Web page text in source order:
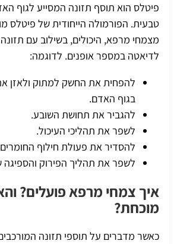
פיטלס הוא תוסף תזונה המסייע לגוף
טבעית. הפורמולה הייחודית של פיטלס
מצמחי מרפא, היכולים, בשילוב עם תזונה
לדיאטה במספר אופנים. לדוגמה:
להפחית את החשק למתוק ולאזן
בגוף האדם.
להגביר את תחושת השובע.
לשפר את תהליכי העיכול.
להסדיר את פעולת חילוף
לשפר את תהליך הפירוק והספיגה
איך צמחי מרפא פועלים?
מוכחת?
כאשר מדברים על תוספי תזונה